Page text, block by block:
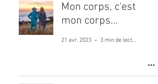
Mon corps, c'est
mon corps...
21 avr. 2023 3 min de lecture